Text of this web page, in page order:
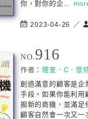
你，對你的企...
2023-04-26 ／
NO.916
作者：理查．C．懷
創造滿意的顧客是企
手段。如果你能利用
掘新的商機，並滿足
顧客自然會一次又一